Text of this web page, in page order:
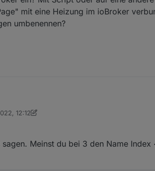
mit eine Heizung im ioBroker
umbenennen?
hier mal so meine Fragen an euch:
Page" mit eine Heizung im ioBroker
umbenennen?
12:12
1. Feb. 2022, 13:14
Meinst du bei 3 den Name